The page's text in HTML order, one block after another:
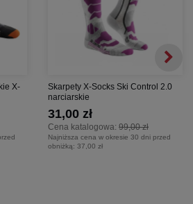
X-
Skarpety X-Socks Ski Control 2.0
narciarskie
Cena katalogowa: 99,00 zł
31,00 zł
Najniższa cena w okresie 30 dni przed
obniżką: 37,00 zł